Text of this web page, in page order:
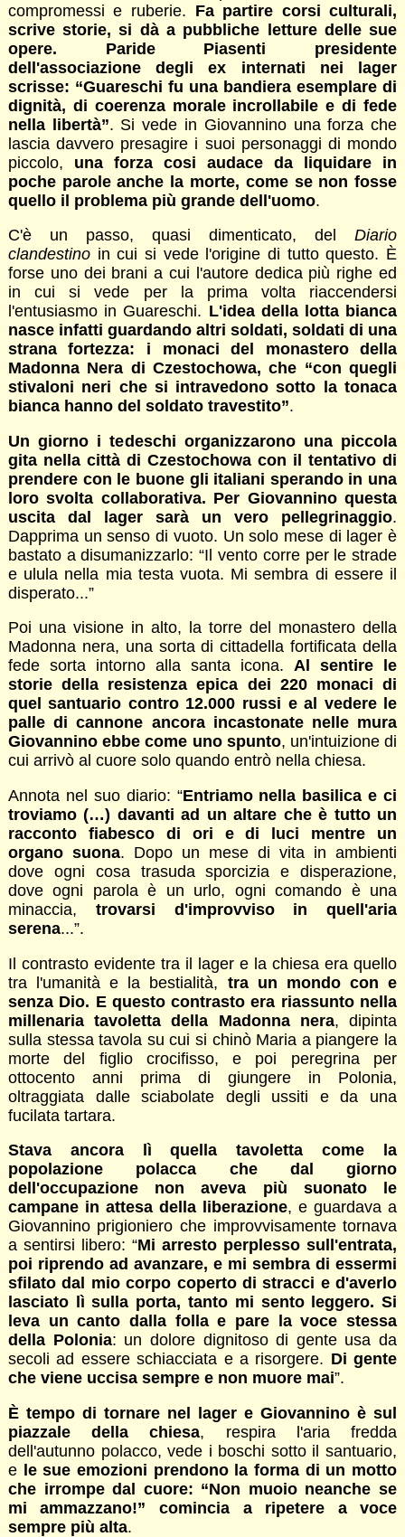
compromessi e ruberie. Fa partire corsi culturali,
scrive storie, si dà a pubbliche letture delle sue
opere. Paride Piasenti presidente
dell'associazione degli ex internati nei lager
scrisse: “Guareschi fu una bandiera esemplare di
dignità, di coerenza morale incrollabile e di fede
nella libertà”. Si vede in Giovannino una forza che
lascia davvero presagire i suoi personaggi di mondo
piccolo, una forza cosi audace da liquidare in
poche parole anche la morte, come se non fosse
quello il problema più grande dell'uomo.
C'è un passo, quasi dimenticato, delDiario
clandestinoin cui si vede l'origine di tutto questo. È
forse uno dei brani a cui l'autore dedica più righe ed
in cui si vede per la prima volta riaccendersi
l'entusiasmo in Guareschi. L'idea della lotta bianca
nasce infatti guardando altri soldati, soldati di una
strana fortezza: i monaci del monastero della
Madonna Nera di Czestochowa, che “con quegli
stivaloni neri che si intravedono sotto la tonaca
bianca hanno del soldato travestito”.
Un giorno i tedeschi organizzarono una piccola
gita nella città di Czestochowa con il tentativo di
prendere con le buone gli italiani sperando in una
loro svolta collaborativa. Per Giovannino questa
uscita dal lager sarà un vero pellegrinaggio.
Dapprima un senso di vuoto. Un solo mese di lager è
bastato a disumanizzarlo: “Il vento corre per le strade
e ulula nella mia testa vuota. Mi sembra di essere il
disperato...”
Poi una visione in alto, la torre del monastero della
Madonna nera, una sorta di cittadella fortificata della
fede sorta intorno alla santa icona.Al sentire le
storie della resistenza epica dei 220 monaci di
quel santuario contro 12.000 russi e al vedere le
palle di cannone ancora incastonate nelle mura
Giovannino ebbe come uno spunto, un'intuizione di
cui arrivò al cuore solo quando entrò nella chiesa.
Annota nel suo diario: “Entriamo nella basilica e ci
troviamo (…) davanti ad un altare che è tutto un
racconto fiabesco di ori e di luci mentre un
organo suona. Dopo un mese di vita in ambienti
dove ogni cosa trasuda sporcizia e disperazione,
dove ogni parola è un urlo, ogni comando è una
minaccia, trovarsi d'improvviso in quell'aria
serena...”.
Il contrasto evidente tra il lager e la chiesa era quello
tra l'umanità e la bestialità, tra un mondo con e
senza Dio. E questo contrasto era riassunto nella
millenaria tavoletta della Madonna nera, dipinta
sulla stessa tavola su cui si chinò Maria a piangere la
morte del figlio crocifisso, e poi peregrina per
ottocento anni prima di giungere in Polonia,
oltraggiata dalle sciabolate degli ussiti e da una
fucilata tartara.
Stava ancora lì quella tavoletta come la
popolazione polacca che dal giorno
dell'occupazione non aveva più suonato le
campane in attesa della liberazione, e guardava a
Giovannino prigioniero che improvvisamente tornava
a sentirsi libero: “Mi arresto perplesso sull'entrata,
poi riprendo ad avanzare, e mi sembra di essermi
sfilato dal mio corpo coperto di stracci e d'averlo
lasciato lì sulla porta, tanto mi sento leggero. Si
leva un canto dalla folla e pare la voce stessa
della Polonia: un dolore dignitoso di gente usa da
secoli ad essere schiacciata e a risorgere. Di gente
che viene uccisa sempre e non muore mai”.
È tempo di tornare nel lager e Giovannino è sul
piazzale della chiesa, respira l'aria fredda
dell'autunno polacco, vede i boschi sotto il santuario,
e le sue emozioni prendono la forma di un motto
che irrompe dal cuore: “Non muoio neanche se
mi ammazzano!” comincia a ripetere a voce
sempre più alta.